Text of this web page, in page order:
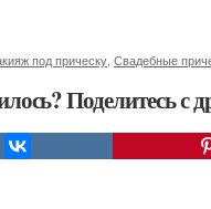
под прическу Свадебные
Поделитесь с